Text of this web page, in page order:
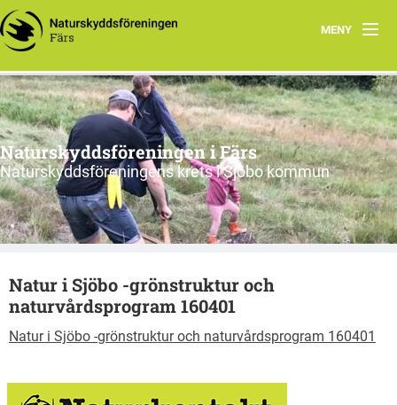
MENY
Hem
Nyfiken på vad vi gör?
Program 2026
Om oss
Remissvar
Naturskyddsföreningen i Färs
Naturskyddsföreningens krets i Sjöbo kommun
Natur i Sjöbo -grönstruktur och
naturvårdsprogram 160401
Natur i Sjöbo -grönstruktur och naturvårdsprogram 160401